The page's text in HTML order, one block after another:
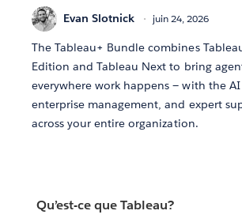
Evan Slotnick juin 24, 2026
The Tableau+ Bundle combines
Edition and Tableau Next to bring
everywhere work happens — with the
enterprise management, and expert
across your entire organization.
Qu’est-ce que Tableau?